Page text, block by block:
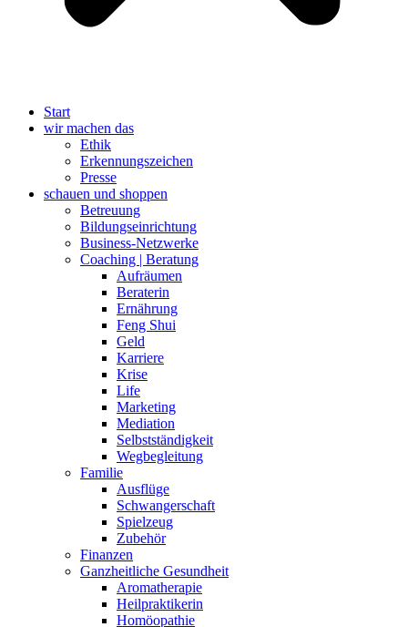
Start
wir machen das
Ethik
Erkennungszeichen
Presse
schauen und shoppen
Betreuung
Bildungseinrichtung
Business-Netzwerke
Coaching | Beratung
Aufräumen
Beraterin
Ernährung
Feng Shui
Geld
Karriere
Krise
Life
Marketing
Mediation
Selbstständigkeit
Wegbegleitung
Familie
Ausflüge
Schwangerschaft
Spielzeug
Zubehör
Finanzen
Ganzheitliche Gesundheit
Aromatherapie
Heilpraktikerin
Homöopathie